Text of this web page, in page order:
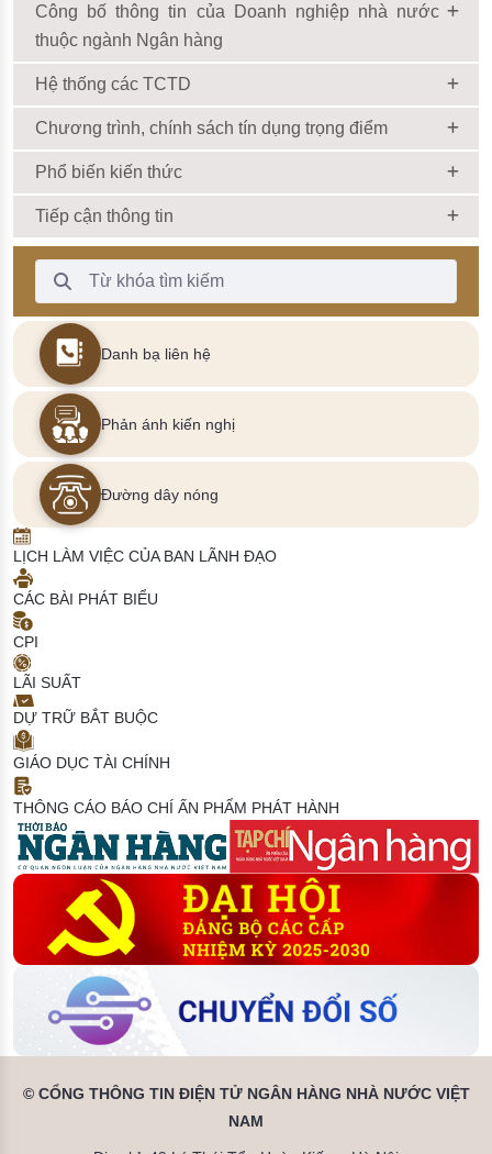
Công bố thông tin của Doanh nghiệp nhà nước
thuộc ngành Ngân hàng
Hệ thống các TCTD
Chương trình, chính sách tín dụng trọng điểm
Phổ biến kiến thức
Tiếp cận thông tin
Thanh Tìm kiếm
Danh bạ liên hệ
Phản ánh kiến nghị
Đường dây nóng
LỊCH LÀM VIỆC CỦA BAN LÃNH ĐẠO
CÁC BÀI PHÁT BIỂU
CPI
LÃI SUẤT
DỰ TRỮ BẮT BUỘC
GIÁO DỤC TÀI CHÍNH
THÔNG CÁO BÁO CHÍ ẤN PHẨM PHÁT HÀNH
© CỔNG THÔNG TIN ĐIỆN TỬ NGÂN HÀNG NHÀ NƯỚC VIỆT
NAM